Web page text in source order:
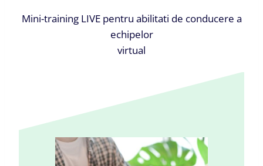
Mini-training LIVE pentru abilitati de conducere a
echipelor
virtual